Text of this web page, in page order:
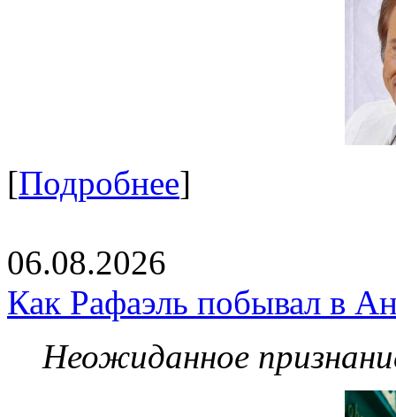
[Подробнее]
06.08.2026
Как Рафаэль побывал в
Неожиданное